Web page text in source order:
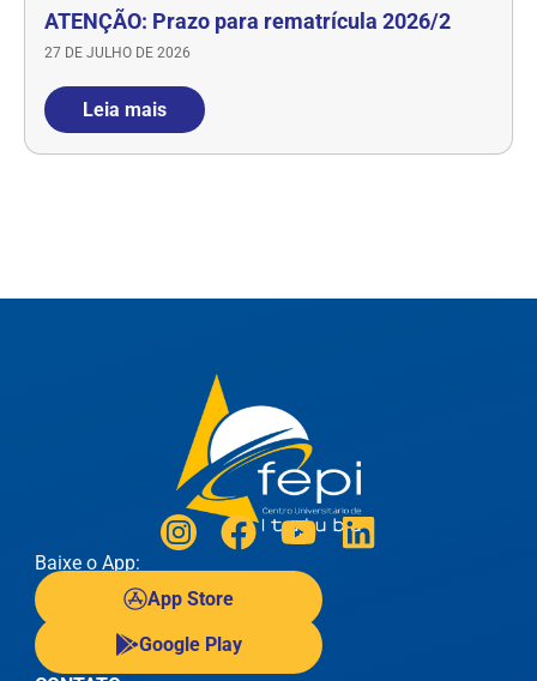
ATENÇÃO: Prazo para rematrícula 2026/2
27 DE JULHO DE 2026
Leia mais
Baixe o App:
App Store
Google Play